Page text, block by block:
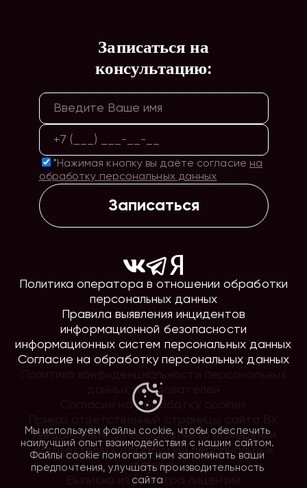
Записаться на
консультацию:
*Нажимая кнопку вы даёте согласие на
обработку персональных данных
Записаться
Политика оператора в отношении обработки
персональных данных
Правила выявления инцидентов
информационной безопасности
информационных систем персональных данных
Согласие на обработку персональных данных
данных пользователей
Согласие на обработку cookies
Уведомление об обработке (о намерении
осуществлять обработку) персональных
данных
Выписка из реестра лицензий
Мы используем файлы cookie, чтобы обеспечить
наилучший опыт взаимодействия с нашим сайтом.
Файлы cookie помогают нам запоминать ваши
предпочтения, улучшать производительность
сайта